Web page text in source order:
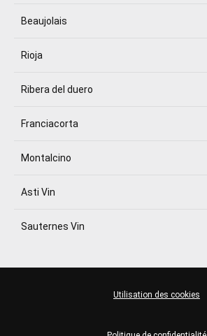
Beaujolais
Rioja
Ribera del duero
Franciacorta
Montalcino
Asti Vin
Sauternes Vin
Utilisation des cookies